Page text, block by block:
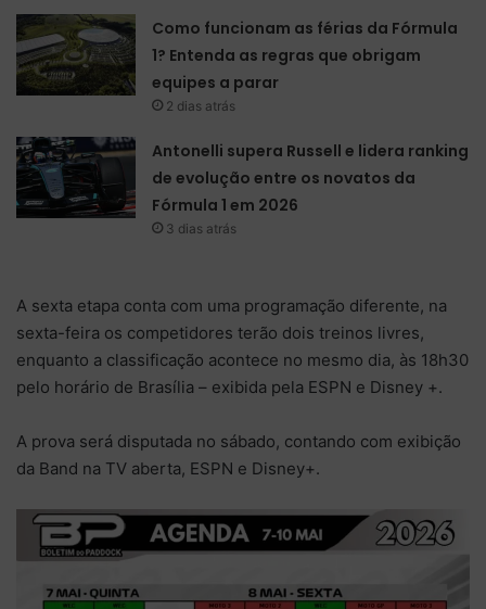
Como funcionam as férias da Fórmula
1? Entenda as regras que obrigam
equipes a parar
2 dias atrás
Antonelli supera Russell e lidera ranking
de evolução entre os novatos da
Fórmula 1 em 2026
3 dias atrás
A sexta etapa conta com uma programação diferente, na
sexta-feira os competidores terão dois treinos livres,
enquanto a classificação acontece no mesmo dia, às 18h30
pelo horário de Brasília – exibida pela ESPN e Disney +.
A prova será disputada no sábado, contando com exibição
da Band na TV aberta, ESPN e Disney+.